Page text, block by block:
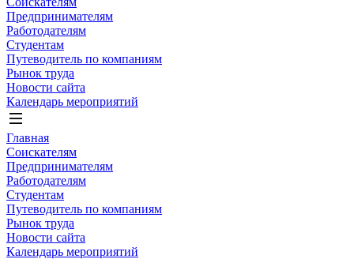
Предпринимателям
Работодателям
Студентам
Путеводитель по компаниям
Рынок труда
Новости сайта
Календарь мероприятий
Главная
Соискателям
Предпринимателям
Работодателям
Студентам
Путеводитель по компаниям
Рынок труда
Новости сайта
Календарь мероприятий